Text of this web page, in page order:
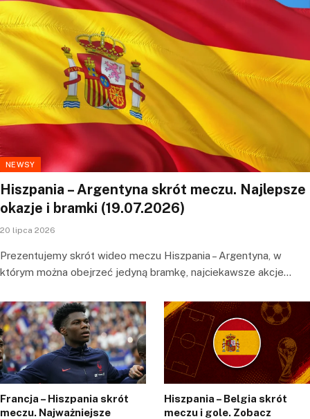
NEWSY
Hiszpania – Argentyna skrót meczu. Najlepsze
okazje i bramki (19.07.2026)
20 lipca 2026
Prezentujemy skrót wideo meczu Hiszpania – Argentyna, w
którym można obejrzeć jedyną bramkę, najciekawsze akcje…
Francja – Hiszpania skrót
meczu. Najważniejsze
Hiszpania – Belgia skrót
meczu i gole. Zobacz